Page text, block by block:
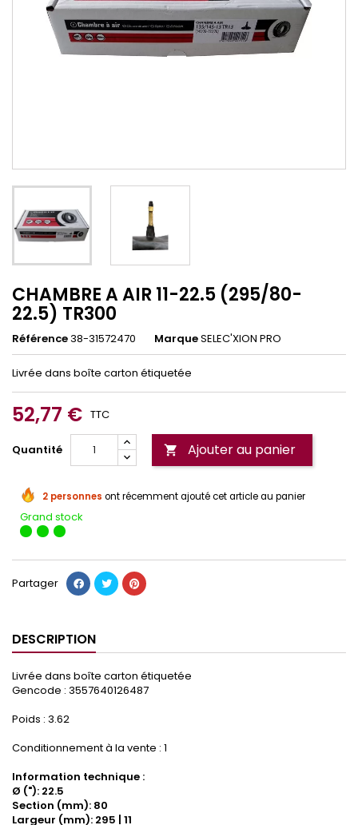
CHAMBRE A AIR 11-22.5 (295/80-
22.5) TR300
Référence38-31572470 MarqueSELEC'XION PRO
Livrée dans boîte carton étiquetée
52,77 € TTC
Quantité  Ajouter au panier
2 personnes ont récemment ajouté cet article au panier
Grand stock
Partager
DESCRIPTION
Livrée dans boîte carton étiquetée
Gencode : 3557640126487
Poids : 3.62
Conditionnement à la vente : 1
Information technique :
Ø ("): 22.5
Section (mm): 80
Largeur (mm): 295 | 11